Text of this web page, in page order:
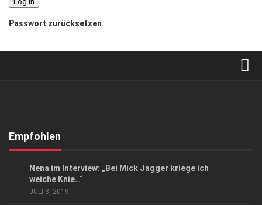
Passwort zurücksetzen
Kontakt, Impressum
AGB
Empfohlen
Nena im Interview: „Bei Mick Jagger kriege ich
weiche Knie…“
JULI 3, 2019